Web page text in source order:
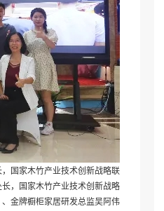
国家木竹产业技术创新战略联
，国家木竹产业技术创新战略
金牌橱柜家居研发总监吴阿伟